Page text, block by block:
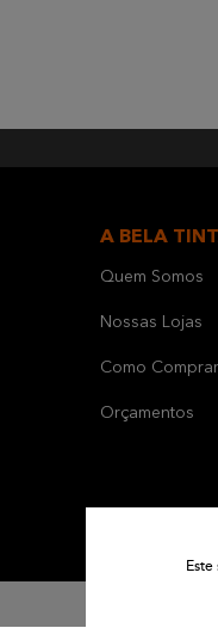
A BELA
Quem Somos
Nossas Lojas
Como Comprar
Orçamentos